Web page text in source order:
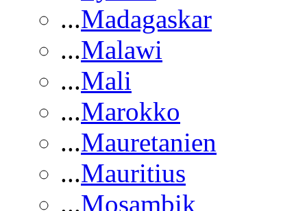
...Madagaskar
...Malawi
...Mali
...Marokko
...Mauretanien
...Mauritius
...Mosambik